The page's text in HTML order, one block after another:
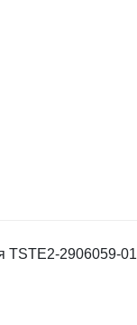
TSTE2-2906059-01